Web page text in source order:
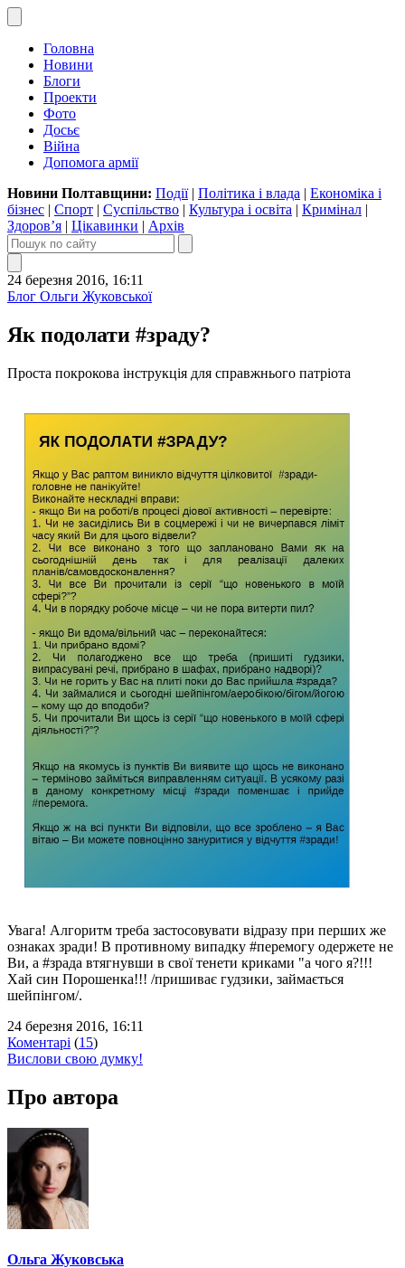
Головна
Новини
Блоги
Проекти
Фото
Досьє
Війна
Допомога армії
Новини Полтавщини: Події| Політика і влада | Економіка і
бізнес | Спорт | Суспільство | Культура і освіта | Кримінал |
Здоров’я | Цікавинки | Архів
24 березня 2016, 16:11
Блог Ольги Жуковської
Як подолати #зраду?
Проста покрокова інструкція для справжнього патріота
Увага! Алгоритм треба застосовувати відразу при перших же
ознаках зради! В противному випадку #перемогу одержете не
Ви, а #зрада втягнувши в свої тенети криками "а чого я?!!!
Хай син Порошенка!!! /пришиває гудзики, займається
шейпінгом/.
24 березня 2016, 16:11
Коментарі (15)
Вислови свою думку!
Про автора
Ольга Жуковська